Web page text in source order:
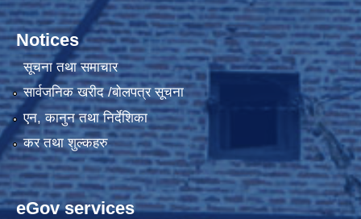
Notices
सूचना तथा समाचार
सार्वजनिक खरीद /बोलपत्र सूचना
एन, कानुन तथा निर्देशिका
कर तथा शुल्कहरु
eGov services